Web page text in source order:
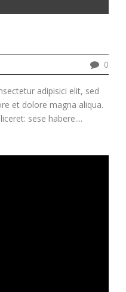
0
adipisici elit, sed
et dolore magna aliqua.
sese habere....